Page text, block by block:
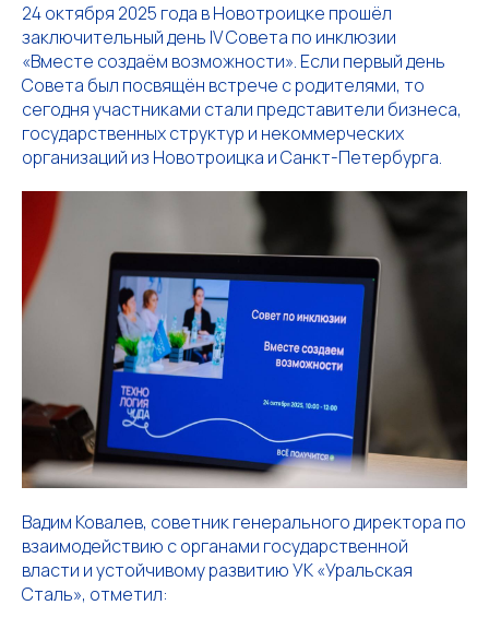
24 октября 2025 года в Новотроицке прошёл
заключительный день IV Совета по инклюзии
«Вместе создаём возможности». Если первый день
Совета был посвящён встрече с родителями, то
сегодня участниками стали представители бизнеса,
государственных структур и некоммерческих
организаций из Новотроицка и Санкт-Петербурга.
Вадим Ковалев, советник генерального директора по
взаимодействию с органами государственной
власти и устойчивому развитию УК «Уральская
Сталь», отметил: